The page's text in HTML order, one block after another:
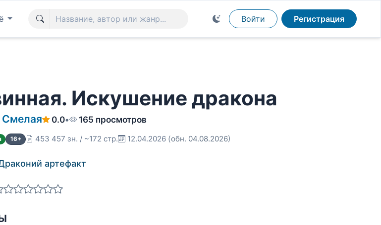
Войти Регистрация
Искушение дракона
Смелая 0.0• 165 просмотров
16+ 453 457 зн. / ~172 стр. 12.04.2026 (обн. 04.08.2026)
артефакт